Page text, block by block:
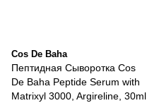
Cos De Baha
Пептидная Сыворотка Cos
De Baha Peptide Serum with
Matrixyl 3000, Argireline, 30ml